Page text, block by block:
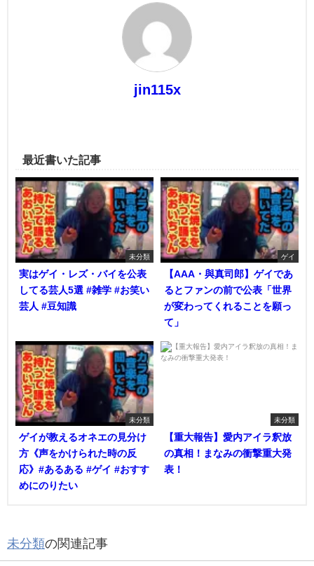
jin115x
最近書いた記事
未分類
実はゲイ・レズ・バイを公表
してる芸人5選 #雑学 #お笑い
芸人 #豆知識
ゲイ
【AAA・與真司郎】ゲイであ
るとファンの前で公表「世界
が変わってくれることを願っ
て」
未分類
ゲイが教えるオネエの見分け
方《声をかけられた時の反
応》#あるある #ゲイ #おすす
めにのりたい
未分類
【重大報告】愛内アイラ釈放
の真相！まなみの衝撃重大発
表！
未分類の関連記事